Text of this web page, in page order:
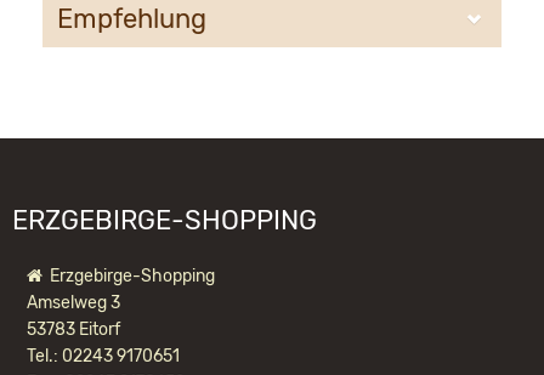
Christian Ulbricht GmbH & Co. KG
Empfehlung
ERZGEBIRGE-SHOPPING
Erzgebirge-Shopping
Amselweg 3
53783 Eitorf
Tel.: 02243 9170651